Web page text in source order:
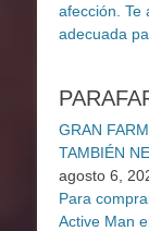
GRAN
TAMBIÉN
agosto 6,
Para
Active Man